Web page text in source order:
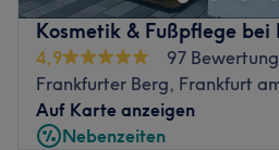
Zurück zur
Kosmetik & Fußpflege bei
4,9
97
Frankfurter Berg, Frankfurt
Auf Karte anzeigen
Nebenzeiten